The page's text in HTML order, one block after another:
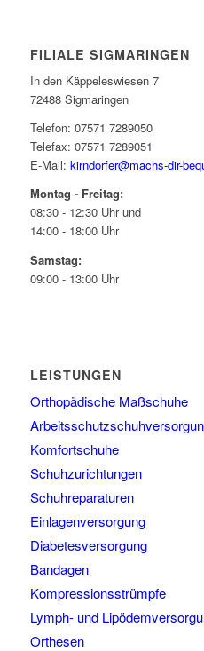
FILIALE SIGMARINGEN
In den Käppeleswiesen 7
72488 Sigmaringen
Telefon: 07571 7289050
Telefax: 07571 7289051
E-Mail: kirndorfer@machs-dir-
Montag - Freitag:
08:30 - 12:30 Uhr und
14:00 - 18:00 Uhr
Samstag:
09:00 - 13:00 Uhr
LEISTUNGEN
Orthopädische Maßschuhe
Komfortschuhe
Schuhzurichtungen
Schuhreparaturen
Einlagenversorgung
Diabetesversorgung
Bandagen
Kompressionsstrümpfe
Lymph- und
Orthesen